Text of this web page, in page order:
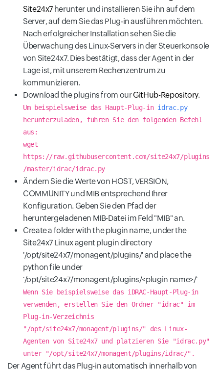
Site24x7 herunter und installieren Sie ihn auf dem
Server, auf dem Sie das Plug-in ausführen möchten.
Nach erfolgreicher Installation sehen Sie die
Überwachung des Linux-Servers in der Steuerkonsole
von Site24x7. Dies bestätigt, dass der Agent in der
Lage ist, mit unserem Rechenzentrum zu
kommunizieren.
Download the plugins from ourGitHub-Repository.
Um beispielsweise das Haupt-Plug-in idrac.py
herunterzuladen, führen Sie den folgenden Befehl
aus:
wget
https://raw.githubusercontent.com/site24x7/plugins
/master/idrac/idrac.py
Ändern Sie die Werte von HOST, VERSION,
COMMUNITY und MIB entsprechend Ihrer
Konfiguration. Geben Sie den Pfad der
heruntergeladenen MIB-Datei im Feld "MIB" an.
Create a folder with the plugin name, under the
Site24x7 Linux agent plugin directory
'/opt/site24x7/monagent/plugins/' and place the
python file under
'/opt/site24x7/monagent/plugins/<plugin name>/'
Wenn Sie beispielsweise das iDRAC-Haupt-Plug-in
verwenden, erstellen Sie den Ordner "idrac" im
Plug-in-Verzeichnis
"/opt/site24x7/monagent/plugins/" des Linux-
Agenten von Site24x7 und platzieren Sie "idrac.py"
unter "/opt/site24x7/monagent/plugins/idrac/".
Der Agent führt das Plug-in automatisch innerhalb von